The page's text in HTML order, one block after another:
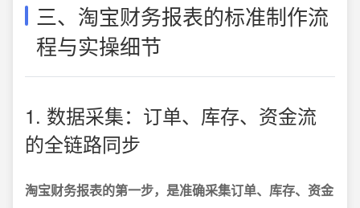
三、淘宝财务报表的标准制作流
程与实操细节
1. 数据采集：订单、库存、资金流
的全链路同步
淘宝财务报表的第一步，是准确采集订单、库存、资金